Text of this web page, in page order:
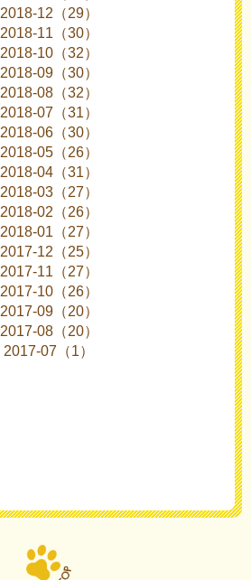
2018-12（29）
2018-11（30）
2018-10（32）
2018-09（30）
2018-08（32）
2018-07（31）
2018-06（30）
2018-05（26）
2018-04（31）
2018-03（27）
2018-02（26）
2018-01（27）
2017-12（25）
2017-11（27）
2017-10（26）
2017-09（20）
2017-08（20）
2017-07（1）